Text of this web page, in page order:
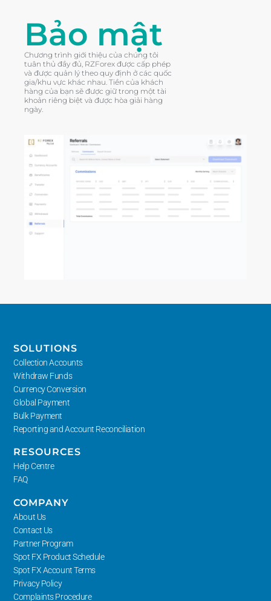
Bảo mật
Chương trình giới thiệu của chúng tôi
tuân thủ đầy đủ, RZForex được cấp phép
và được quản lý theo quy định ở các quốc
gia/khu vực khác nhau. Tiền của khách
hàng của bạn sẽ được giữ trong một tài
khoản riêng biệt và được hòa giải hàng
ngày.
SOLUTIONS
Collection Accounts
Withdraw Funds
Currency Conversion
Global Payment
Bulk Payment
Reporting and Account Reconciliation
RESOURCES
Help Centre
FAQ
COMPANY
About Us
Contact Us
Partner Program
Spot FX Product Schedule
Spot FX Account Terms
Privacy Policy
Complaints Procedure